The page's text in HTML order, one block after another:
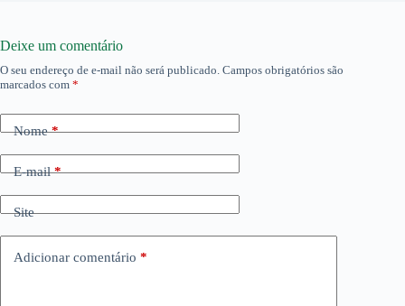
Deixe um comentário
O seu endereço de e-mail não será publicado. Campos obrigatórios são
marcados com *
Nome*
E-mail*
Site
Adicionar comentário *